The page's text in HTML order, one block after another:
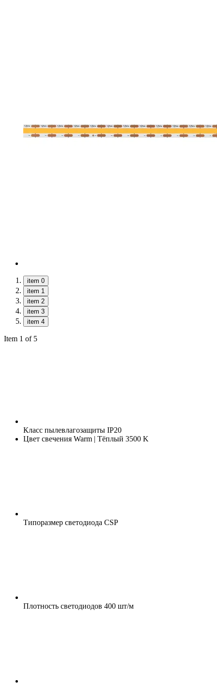
item 0
item 1
item 2
item 3
item 4
Item 1 of 5
Класс пылевлагозащиты IP20
Цвет свечения Warm | Тёплый 3500 K
Типоразмер светодиода CSP
Плотность светодиодов 400 шт/м